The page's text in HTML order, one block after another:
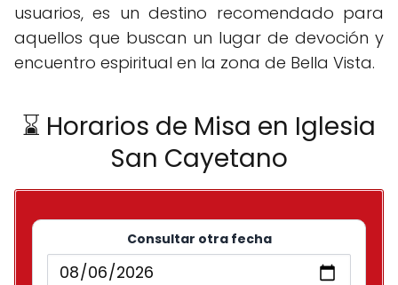
usuarios, es un destino recomendado para
aquellos que buscan un lugar de devoción y
encuentro espiritual en la zona de Bella Vista.
⌛ Horarios de Misa en Iglesia
San Cayetano
Consultar otra fecha